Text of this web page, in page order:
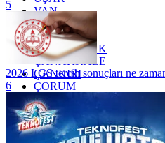
VAN
YALOVA
YOZGAT
ZONGULDAK
ÇANAKKALE
ÇANKIRI
ÇORUM
İSTANBUL
İZMİR
ŞANLIURFA
ŞIRNAK
5
2026 LGS tercih sonuçları ne
6